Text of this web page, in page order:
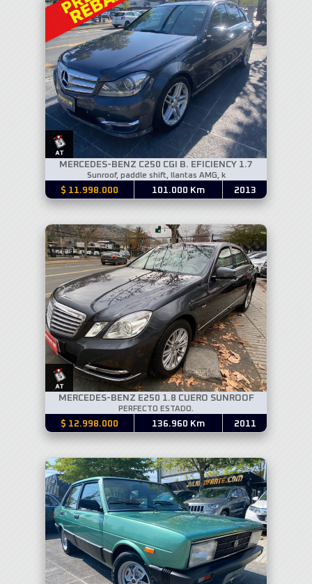
MERCEDES-BENZ C250 CGI B. EFICIENCY 1.7
Sunroof, paddle shift, llantas AMG, k
$ 11.998.000 101.000 Km 2013
MERCEDES-BENZ E250 1.8 CUERO SUNROOF
PERFECTO ESTADO.
$ 12.998.000 136.960 Km 2011